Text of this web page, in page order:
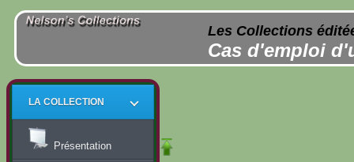
Les Collections
Cas d'emploi
LA COLLECTION
Présentation